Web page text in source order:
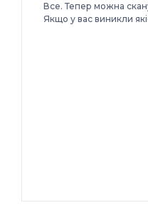
Все. Тепер можна
Якщо у вас виникли